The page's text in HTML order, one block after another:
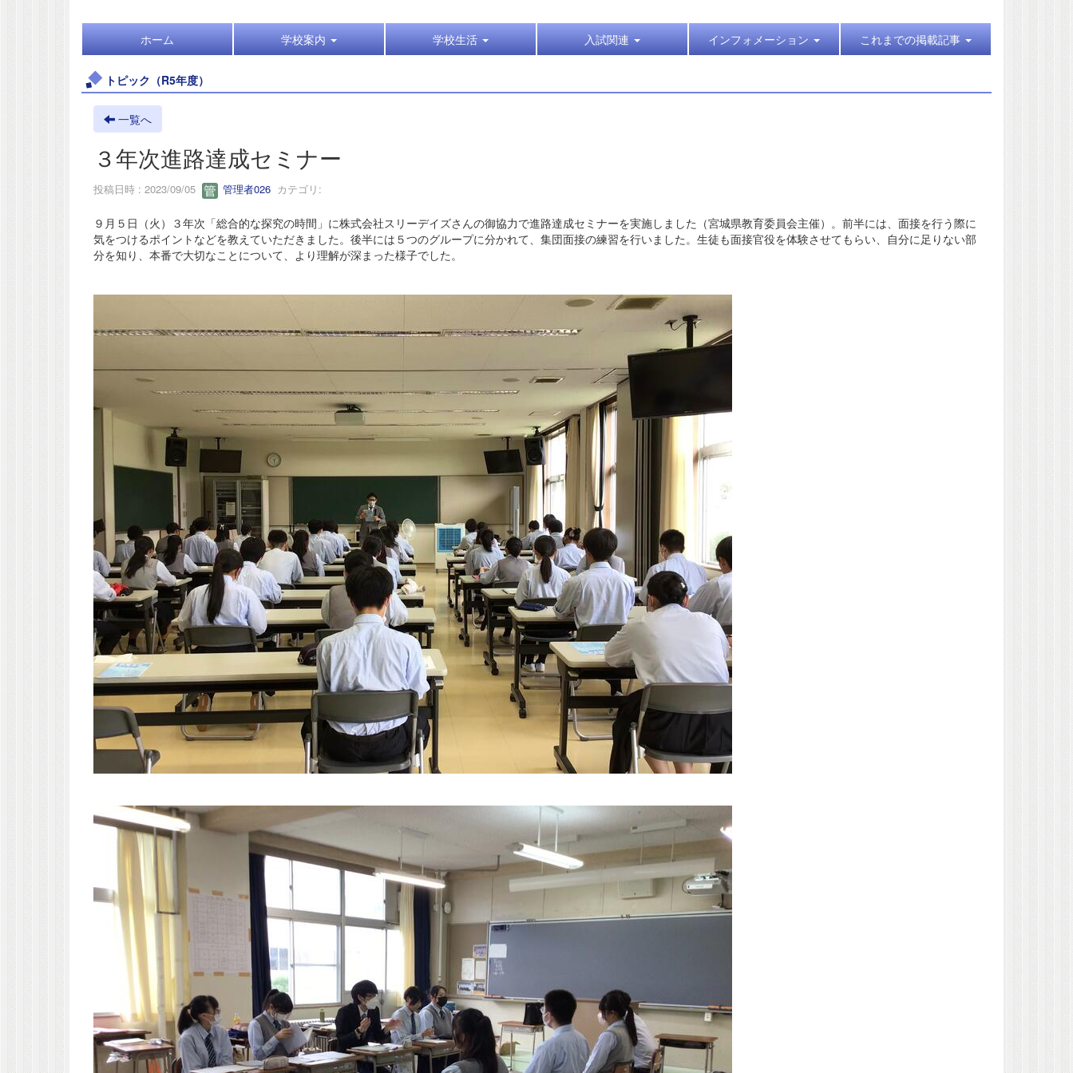
ホーム 学校案内 学校生活 入試関連 インフォメーション これまでの掲載記事
トピック（R5年度）
一覧へ
３年次進路達成セミナー
投稿日時 : 2023/09/05 管理者026 カテゴリ:
９月５日（火）３年次「総合的な探究の時間」に株式会社スリーデイズさんの御協力で進路達成セミナーを実施しました（宮城県教育委員会主催）。前半には、面接を行う際に
気をつけるポイントなどを教えていただきました。後半には５つのグループに分かれて、集団面接の練習を行いました。生徒も面接官役を体験させてもらい、自分に足りない部
分を知り、本番で大切なことについて、より理解が深まった様子でした。